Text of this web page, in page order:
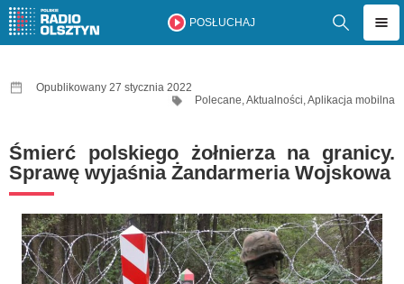
POSŁUCHAJ
Opublikowany 27 stycznia 2022
Polecane,Aktualności,Aplikacja mobilna
Śmierć polskiego żołnierza na granicy.
Sprawę wyjaśnia Żandarmeria Wojskowa